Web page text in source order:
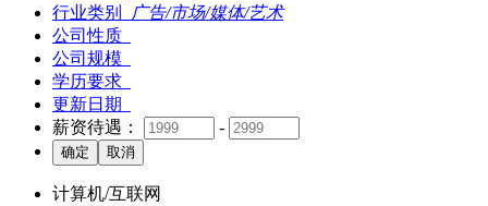
行业类别
广告/市场/媒体/艺术
公司性质
公司规模
学历要求
更新日期
薪资待遇：
-
计算机/互联网